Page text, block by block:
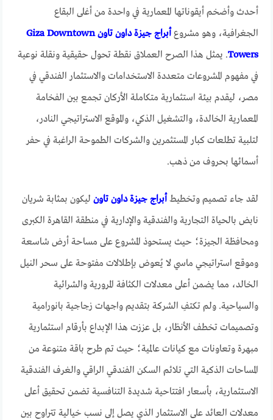
أحدث وأضخم أيقوناتها المعمارية في واحدة من أغلى البقاع
الجغرافية، وهو مشروع
أبراج جيزة داون تاون Giza Downtown
Towers. يمثل هذا الصرح العملاق نقطة تحول حقيقية ونقلة نوعية
في مفهوم المشروعات متعددة الاستخدامات والاستثمار الفندقي في
مصر، ليقدم بيئة استثمارية متكاملة الأركان تجمع بين الفخامة
المعمارية الخالدة، والتشغيل الذكي، والموقع الاستراتيجي النادر،
لتلبية تطلعات كبار المستثمرين والشركات الطموحة الراغبة في حفر
أسمائها بحروف من ذهب.
لقد جاء تصميم وتخطيطأبراج جيزة داون تاون ليكون بمثابة شريان
نابض بالحياة التجارية والفندقية والإدارية في منطقة القاهرة الكبرى
ومحافظة الجيزة؛ حيث يستحوذ المشروع على مساحة أرض شاسعة
وموقع استراتيجي ماسي لا يُعوض بإطلالات مفتوحة على سحر النيل
الخالد، مما يضمن أعلى معدلات الكثافة المرورية والشرائية
والسياحية. ولم تكتفِ الشركة بتقديم واجهات زجاجية بانورامية
وتصميمات تخطف الأنظار، بل عززت هذا الإبداع بأرقام استثمارية
مبهرة وتعاونات مع كيانات عالمية؛ حيث تم طرح باقة متنوعة من
المساحات الذكية التي تلائم السكن الفندقي الراقي والغرف الفندقية
الاستثمارية، بأسعار افتتاحية شديدة التنافسية تضمن تحقيق أعلى
معدلات العائد على الاستثمار الذي يصل إلى نسب خيالية تتراوح بين